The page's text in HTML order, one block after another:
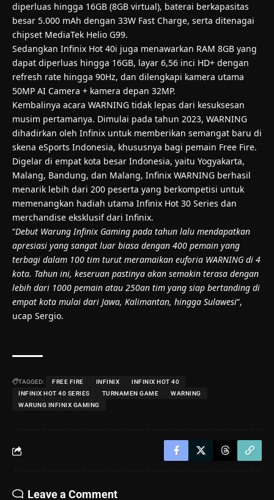
diperluas hingga 16GB (8GB virtual), baterai berkapasitas
besar 5.000 mAh dengan 33W Fast Charge, serta ditenagai
chipset MediaTek Helio G99.
Sedangkan Infinix Hot 40i juga menawarkan RAM 8GB yang
dapat diperluas hingga 16GB, layar 6,56 inci HD+ dengan
refresh rate hingga 90Hz, dan dilengkapi kamera utama
50MP AI Camera + kamera depan 32MP.
Kembalinya acara WARNING tidak lepas dari kesuksesan
musim pertamanya. Dimulai pada tahun 2023, WARNING
dihadirkan oleh Infinix untuk memberikan semangat baru di
skena eSports Indonesia, khususnya bagi pemain Free Fire.
Digelar di empat kota besar Indonesia, yaitu Yogyakarta,
Malang, Bandung, dan Malang, Infinix WARNING berhasil
menarik lebih dari 200 peserta yang berkompetisi untuk
memenangkan hadiah utama Infinix Hot 30 Series dan
merchandise eksklusif dari Infinix.
“Debut Warung Infinix Gaming pada tahun lalu mendapatkan
apresiasi yang sangat luar biasa dengan 400 pemain yang
terbagi dalam 100 tim turut meramaikan euforia WARNING di 4
kota. Tahun ini, keseruan pastinya akan semakin terasa dengan
lebih dari 1000 pemain atau 250an tim yang siap bertanding di
empat kota mulai dari Jawa, Kalimantan, hingga Sulawesi“,
ucap Sergio.
TAGGED: FREE FIRE INFINIX
INFINIX HOT 40
INFINIX HOT 40 SERIES
TURNAMEN GAME
WARNING
WARUNG INFINIX GAMING
Leave a Comment